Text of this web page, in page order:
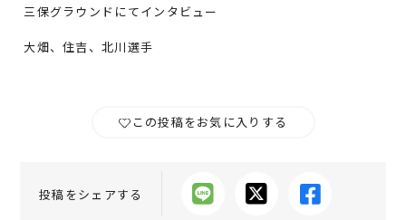
三保グラウンドにてインタビュー
大畑、住吉、北川選手
この投稿をお気に入りする
投稿をシェアする